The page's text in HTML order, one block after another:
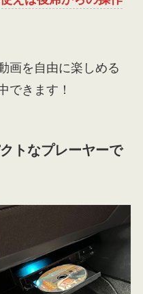
画を自由に楽しめる
できます！
トなプレーヤーで